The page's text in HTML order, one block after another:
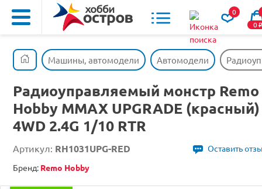
0
0o
Машины, автомодели Автомодели
Радиоуправляемый монстр Remo
Hobby MMAX UPGRADE (красный)
4WD 2.4G 1/10 RTR
Артикул: RH1031UPG-RED
Оставить
Бренд: Remo Hobby